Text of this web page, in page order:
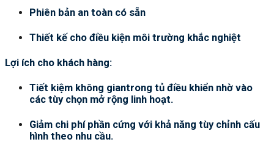
Phiên bản an toàn có sẵn
Thiết kế cho điều kiện môi trường khắc nghiệt
Lợi ích cho khách hàng:
Tiết kiệm không giantrong tủ điều khiển nhờ vào
các tùy chọn mở rộng linh hoạt.
Giảm chi phí phần cứng với khả năng tùy chỉnh cấu
hình theo nhu cầu.